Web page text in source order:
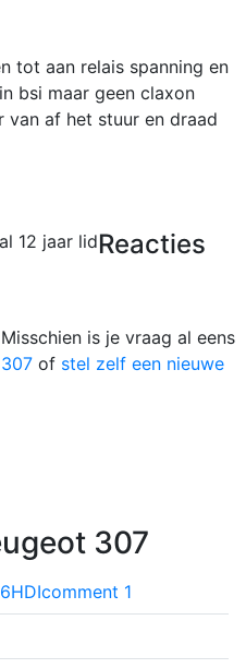
tot aan relais spanning en
bsi maar geen claxon
af het stuur en draad
al 12 jaar lidReacties
is je vraag al eens
of stel zelf een nieuwe
307
comment 1